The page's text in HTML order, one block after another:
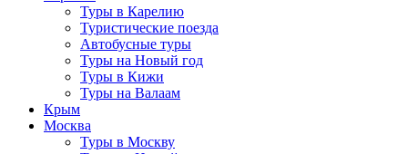
Туры в Карелию
Туристические поезда
Автобусные туры
Туры на Новый год
Туры в Кижи
Туры на Валаам
Крым
Москва
Туры в Москву